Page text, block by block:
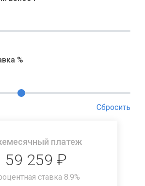
%
Сбросить
платеж
59 259 ₽
ставка 8.9%